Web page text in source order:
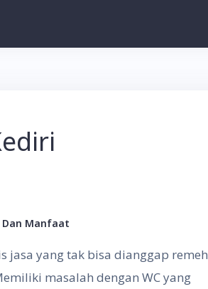
Dan Manfaat
jasa yang tak bisa dianggap remeh
masalah dengan WC yang